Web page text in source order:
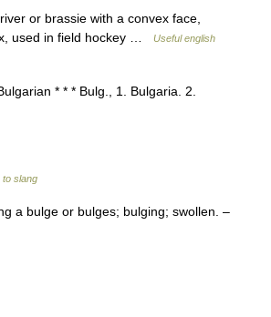
or brassie with a convex face,
used in field hockey …
Useful english
* * * Bulg., 1. Bulgaria. 2.
to slang
a bulge or bulges; bulging; swollen. –